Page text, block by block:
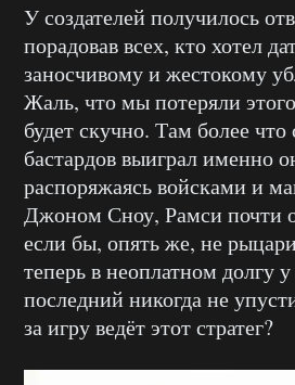
У создателей получилось
порадовав всех, кто хотел
заносчивому и жестокому
Жаль, что мы потеряли
будет скучно. Там более
бастардов выиграл именно
распоряжаясь войсками и
Джоном Сноу, Рамси почти
если бы, опять же, не
теперь в неоплатном долгу
последний никогда не
за игру ведёт этот стратег?